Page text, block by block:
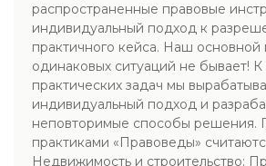
распространенные правовые
индивидуальный подход к
практичного кейса. Наш основной
одинаковых ситуаций не бывает!
практических задач мы
индивидуальный подход и
неповторимые способы решения.
практиками «Правоведы»
Недвижимость и строительство;